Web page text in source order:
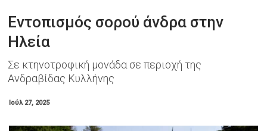
Εντοπισμός σορού άνδρα στην
Ηλεία
Σε κτηνοτροφική μονάδα σε περιοχή της
Ανδραβίδας Κυλλήνης
Ιούλ 27, 2025